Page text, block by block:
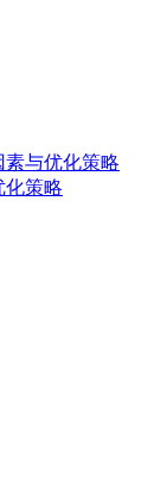
与优化策略
化策略